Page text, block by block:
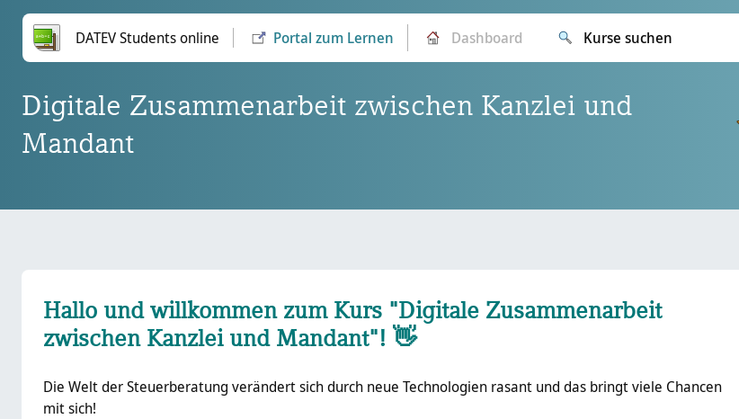
Zum Hauptinhalt
DATEV Students online
Portal zum Lernen Dashboard Kurse suchen
Digitale Zusammenarbeit zwischen Kanzlei und
Mandant
Hallo und willkommen zum Kurs "Digitale Zusammenarbeit
zwischen Kanzlei und Mandant"! 👋
Die Welt der Steuerberatung verändert sich durch neue Technologien rasant und das bringt viele Chancen
mit sich!